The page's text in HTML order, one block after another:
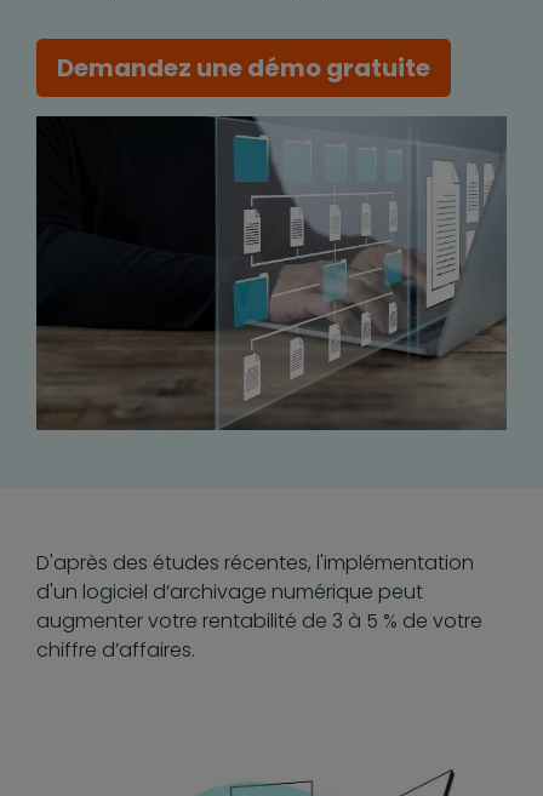
Demandez une démo gratuite
D'après des études récentes, l'implémentation
d'un logiciel d’archivage numérique peut
augmenter votre rentabilité de 3 à 5 % de votre
chiffre d’affaires.